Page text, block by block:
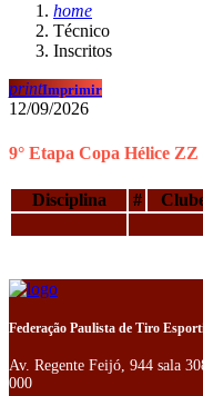
home
Técnico
Inscritos
printImprimir
12/09/2026
9° Etapa Copa Hélice ZZ
Disciplina #
Federação Paulista de Tiro
Av. Regente Feijó, 944 sala
000